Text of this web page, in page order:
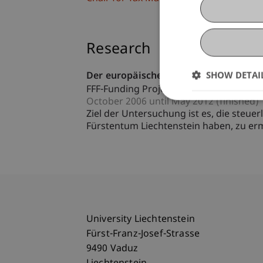
Research
Der europäische Einfluss auf die
FFF-Funding Project
October 2006 until May 2012 (finished)
Ziel der Untersuchung ist es, die
Fürstentum Liechtenstein haben, zu
University Liechtenstein
Fürst-Franz-Josef-Strasse
9490 Vaduz
SHOW